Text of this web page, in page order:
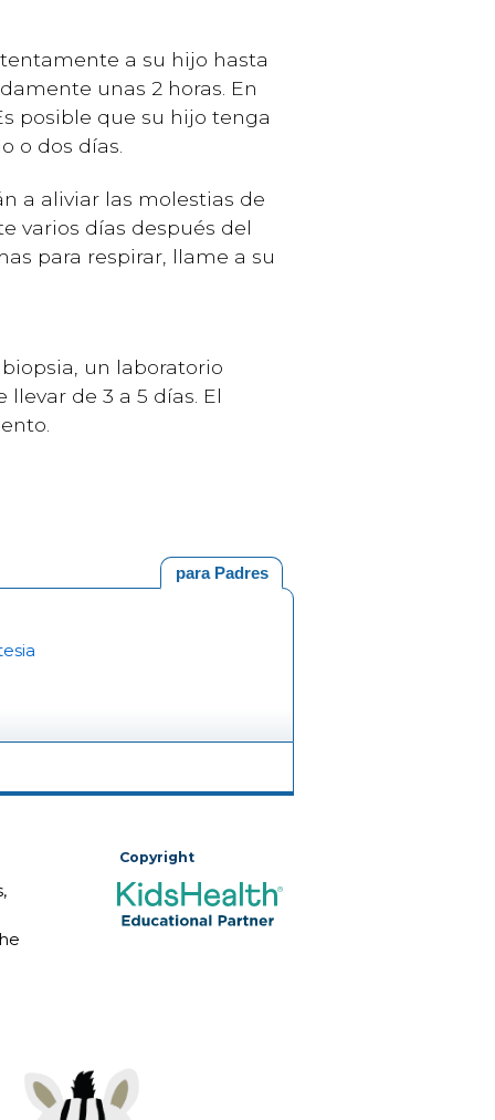
a su hijo hasta
unas 2 horas. En
posible que su hijo tenga
o dos días.
a aliviar las molestias de
varios días después del
para respirar, llame a su
un laboratorio
de 3 a 5 días. El
para Padres
Copyright